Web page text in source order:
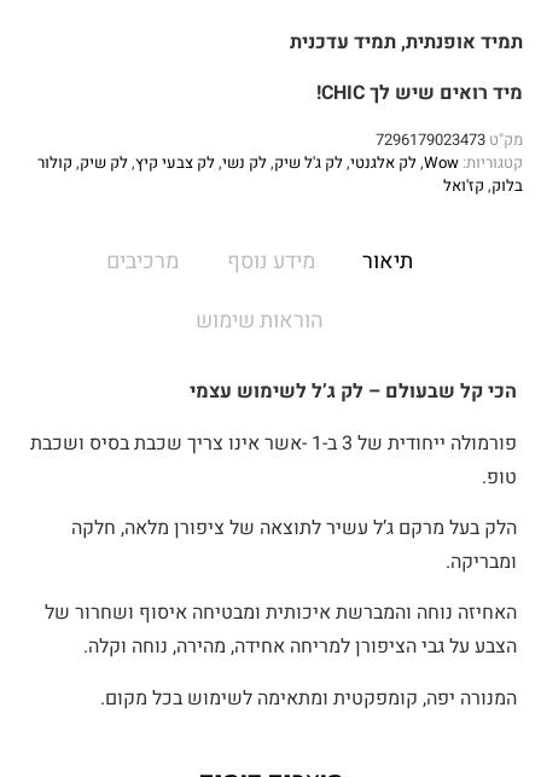
תמיד אופנתית, תמיד עדכנית
מיד רואים שיש לך CHIC!
מק"ט 7296179023473
קטגוריות: Wow
,לק אלגנטי,לק ג'ל שיק,לק נשי,לק צבעי קיץ,לק שיק, קולור
בלוק, קז'ואל
תיאור מידע נוסף
מרכיבים
הוראות שימוש
הכי קל שבעולם – לק ג’ל לשימוש עצמי
פורמולה ייחודית של 3 ב-1 -אשר אינו צריך שכבת בסיס ושכבת
טופ.
הלק בעל מרקם ג’ל עשיר לתוצאה של ציפורן מלאה, חלקה
ומבריקה.
האחיזה נוחה והמברשת איכותית ומבטיחה איסוף ושחרור של
הצבע על גבי הציפורן למריחה אחידה, מהירה, נוחה וקלה.
המנורה יפה, קומפקטית ומתאימה לשימוש בכל מקום.